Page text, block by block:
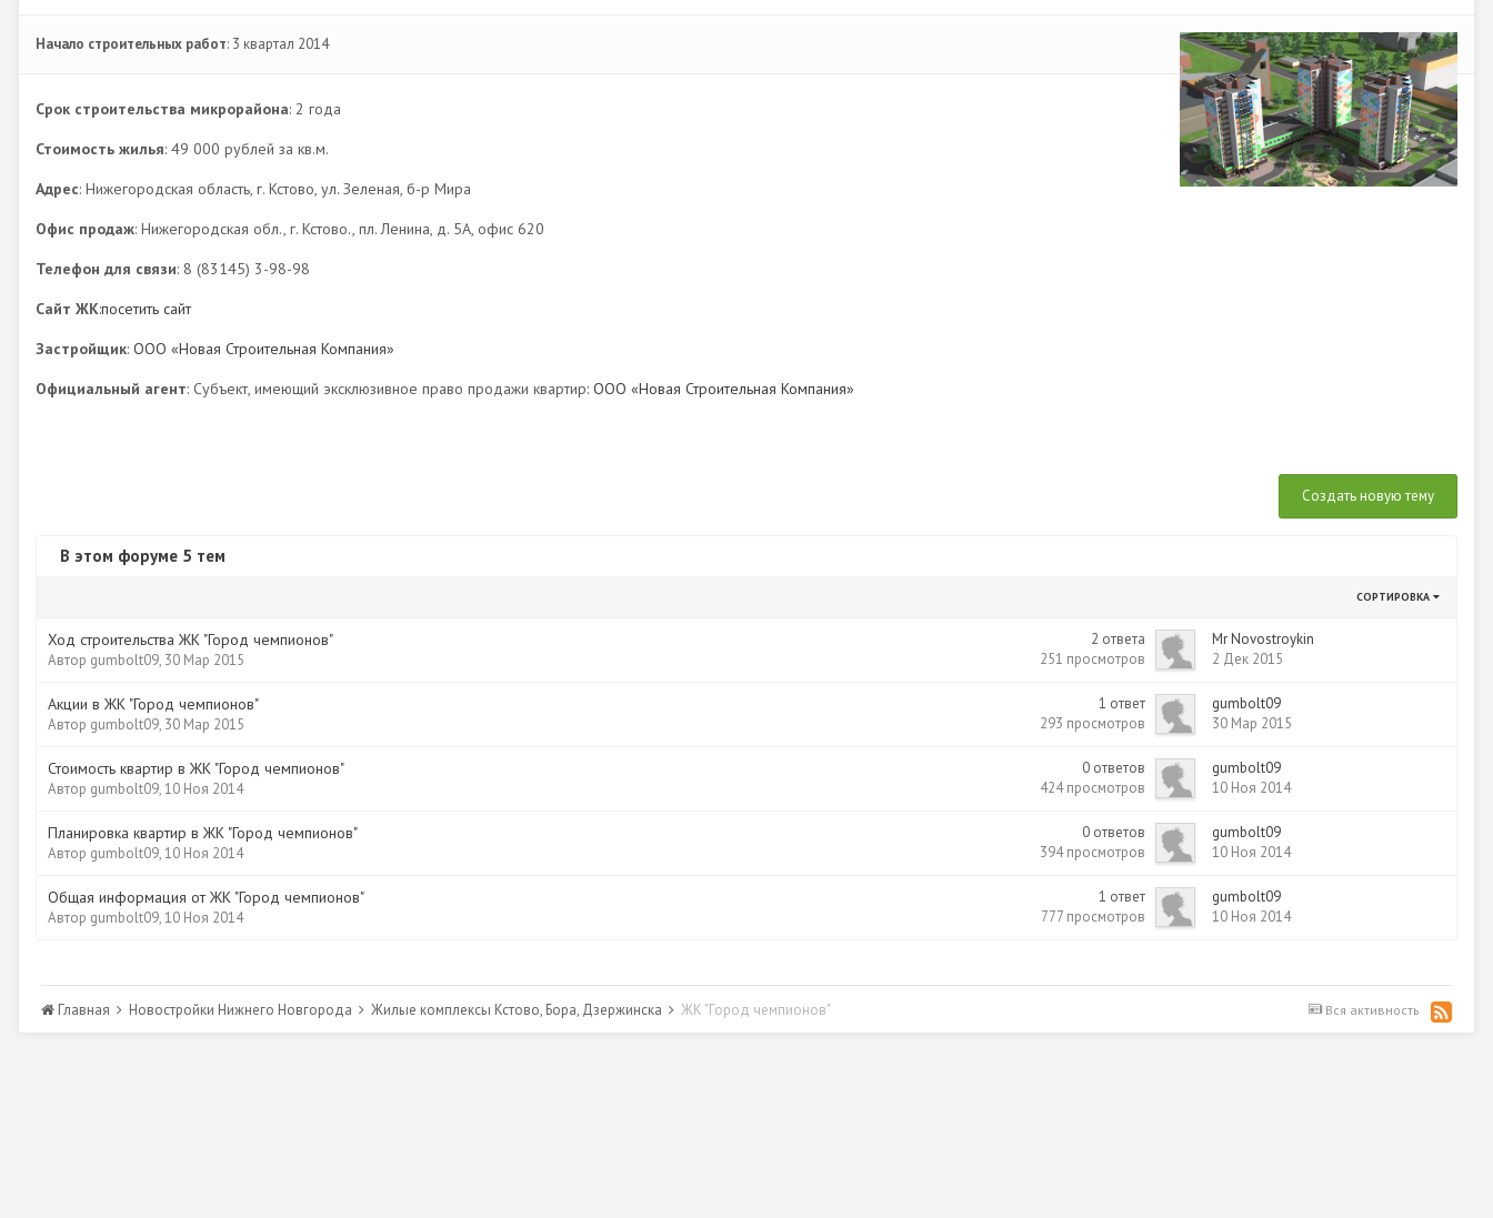
Начало строительных работ: 3 квартал 2014
Срок строительства микрорайона: 2 года
Стоимость жилья: 49 000 рублей за кв.м.
Адрес: Нижегородская область, г. Кстово, ул. Зеленая, б-р Мира
Офис продаж: Нижегородская обл., г. Кстово., пл. Ленина, д. 5А, офис 620
Телефон для связи: 8 (83145) 3-98-98
Сайт ЖК:посетить сайт
Застройщик: ООО «Новая Строительная Компания»
Официальный агент: Субъект, имеющий эксклюзивное право продажи квартир: ООО «Новая Строительная Компания»
Создать новую тему
В этом форуме 5 тем
СОРТИРОВКА
Ход строительства ЖК "Город чемпионов"
Автор gumbolt09, 30 Мар 2015
2 ответа
251 просмотров
Mr Novostroykin
2 Дек 2015
Акции в ЖК "Город чемпионов"
Автор gumbolt09, 30 Мар 2015
1 ответ
293 просмотров
gumbolt09
30 Мар 2015
Стоимость квартир в ЖК "Город чемпионов"
Автор gumbolt09,10 Ноя 2014
0 ответов
424 просмотров
gumbolt09
10 Ноя 2014
Планировка квартир в ЖК "Город чемпионов"
Автор gumbolt09,10 Ноя 2014
0 ответов
394 просмотров
gumbolt09
10 Ноя 2014
Общая информация от ЖК "Город чемпионов"
Автор gumbolt09,10 Ноя 2014
1 ответ
777 просмотров
gumbolt09
10 Ноя 2014
Вся активность
Главная Новостройки Нижнего Новгорода Жилые комплексы Кстово, Бора, Дзержинска ЖК "Город чемпионов"